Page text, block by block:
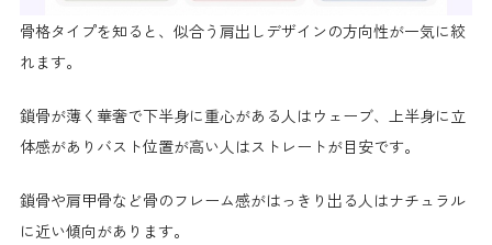
骨格タイプを知ると、似合う肩出しデザインの方向性が一気に絞
れます。
鎖骨が薄く華奢で下半身に重心がある人はウェーブ、上半身に立
体感がありバスト位置が高い人はストレートが目安です。
鎖骨や肩甲骨など骨のフレーム感がはっきり出る人はナチュラル
に近い傾向があります。